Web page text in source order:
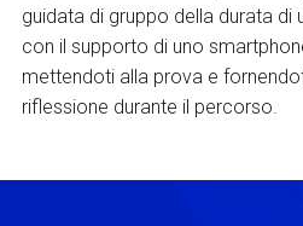
guidata di gruppo della durata di
con il supporto di uno
mettendoti alla prova e
riflessione durante il percorso.